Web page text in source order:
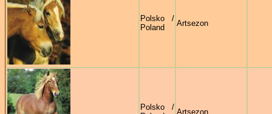
Polsko /
Poland
Artsezon
Polsko /
Artsezon